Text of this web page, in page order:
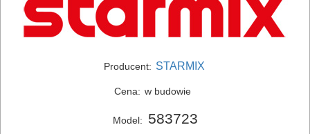
OSPRZĘT
ELEKTRONARZĘDZI
Producent: STARMIX
Cena: w budowie
Model: 583723